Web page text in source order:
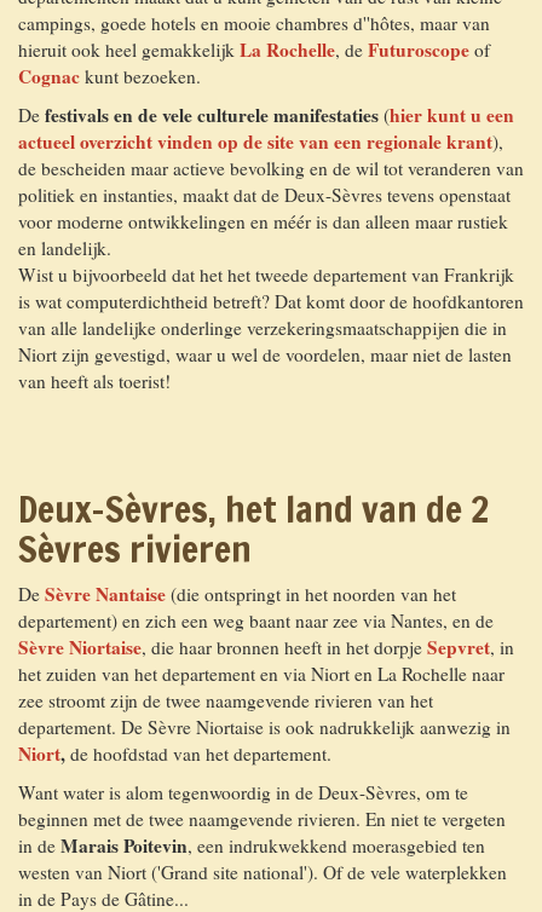
campings, goede hotels en mooie chambres d''hôtes, maar van
hieruit ook heel gemakkelijk La Rochelle, de Futuroscope of
Cognac kunt bezoeken.
De festivals en de vele culturele manifestaties (hier kunt u een
actueel overzicht vinden op de site van een regionale krant),
de bescheiden maar actieve bevolking en de wil tot veranderen van
politiek en instanties, maakt dat de Deux-Sèvres tevens openstaat
voor moderne ontwikkelingen en méér is dan alleen maar rustiek
en landelijk.
Wist u bijvoorbeeld dat het het tweede departement van Frankrijk
is wat computerdichtheid betreft? Dat komt door de hoofdkantoren
van alle landelijke onderlinge verzekeringsmaatschappijen die in
Niort zijn gevestigd, waar u wel de voordelen, maar niet de lasten
van heeft als toerist!
Deux-Sèvres, het land van de 2
Sèvres rivieren
De Sèvre Nantaise (die ontspringt in het noorden van het
departement) en zich een weg baant naar zee via Nantes, en de
Sèvre Niortaise, die haar bronnen heeft in het dorpje Sepvret, in
het zuiden van het departement en via Niort en La Rochelle naar
zee stroomt zijn de twee naamgevende rivieren van het
departement. De Sèvre Niortaise is ook nadrukkelijk aanwezig in
Niort, de hoofdstad van het departement.
Want water is alom tegenwoordig in de Deux-Sèvres, om te
beginnen met de twee naamgevende rivieren. En niet te vergeten
in de Marais Poitevin, een indrukwekkend moerasgebied ten
westen van Niort ('Grand site national'). Of de vele waterplekken
in de Pays de Gâtine...